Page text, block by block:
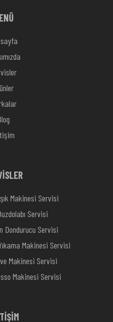
Makinesi Servisi
Servisi
Dondurucu Servisi
Makinesi Servisi
Makinesi Servisi
Makinesi Servisi